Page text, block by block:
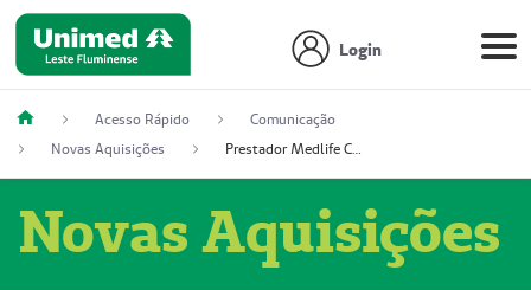
Login
Acesso Rápido
Comunicação
Novas Aquisições
Prestador Medlife Consultas e Diagnósticos (51004334-2)
Novas Aquisições